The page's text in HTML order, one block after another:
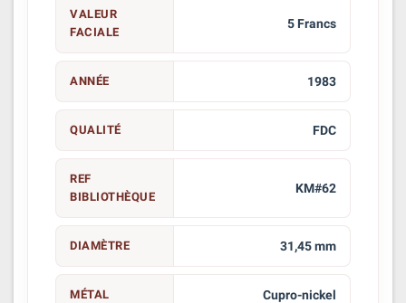
VALEUR
FACIALE
5 Francs
ANNÉE 1983
QUALITÉ FDC
REF
BIBLIOTHÈQUE
KM#62
DIAMÈTRE 31,45 mm
MÉTAL Cupro-nickel